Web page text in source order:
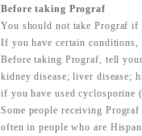
Before taking Prograf
You should not take Prograf if
If you have certain conditions,
Before taking Prograf, tell
kidney disease; liver disease;
if you have used cyclosporine
Some people receiving
often in people who are